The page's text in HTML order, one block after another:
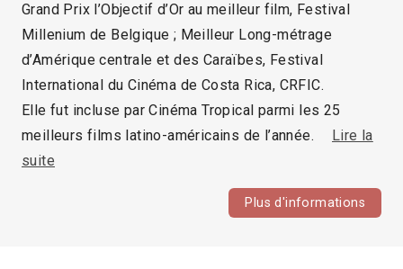
Grand Prix l’Objectif d’Or au meilleur film, Festival
Millenium de Belgique ; Meilleur Long-métrage
d’Amérique centrale et des Caraïbes, Festival
International du Cinéma de Costa Rica, CRFIC.
Elle fut incluse par Cinéma Tropical parmi les 25
meilleurs films latino-américains de l’année.
Lire la
suite
Plus d'informations